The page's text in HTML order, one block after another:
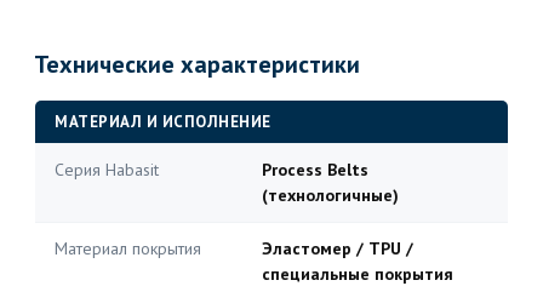
Технические характеристики
МАТЕРИАЛ И ИСПОЛНЕНИЕ
Серия Habasit
Process Belts
(технологичные)
Материал покрытия
Эластомер / TPU /
специальные покрытия